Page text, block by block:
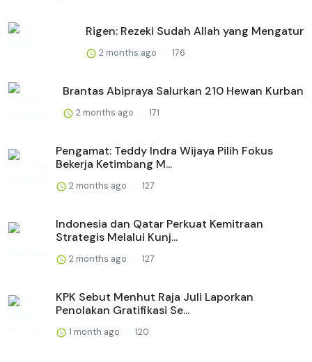
Rigen: Rezeki Sudah Allah yang Mengatur
2 months ago 176
Brantas Abipraya Salurkan 210 Hewan Kurban
2 months ago 171
Pengamat: Teddy Indra Wijaya Pilih Fokus
Bekerja Ketimbang M...
2 months ago 127
Indonesia dan Qatar Perkuat Kemitraan
Strategis Melalui Kunj...
2 months ago 127
KPK Sebut Menhut Raja Juli Laporkan
Penolakan Gratifikasi Se...
1 month ago 120